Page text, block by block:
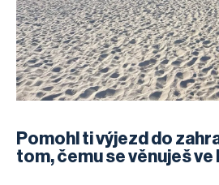
Pomohl ti výjezd do
tom, čemu se věnuješ ve